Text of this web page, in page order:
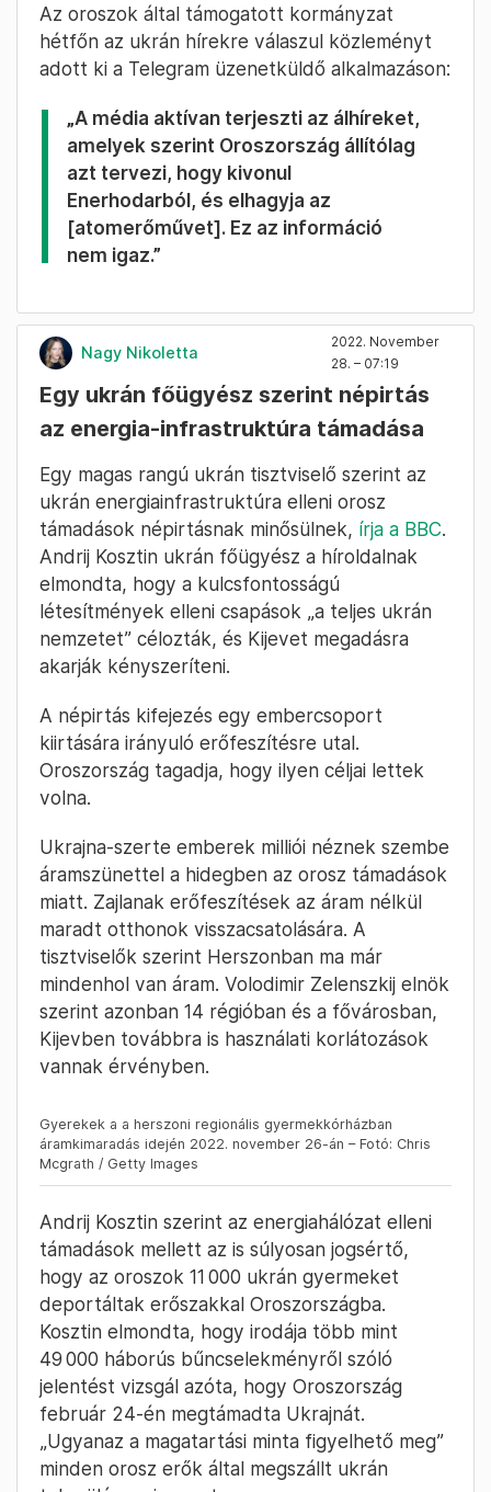
Az oroszok által támogatott kormányzat
hétfőn az ukrán hírekre válaszul közleményt
adott ki a Telegram üzenetküldő alkalmazáson:
„A média aktívan terjeszti az álhíreket,
amelyek szerint Oroszország állítólag
azt tervezi, hogy kivonul
Enerhodarból, és elhagyja az
[atomerőművet]. Ez az információ
nem igaz.”
Nagy Nikoletta
2022. November
28. – 07:19
Egy ukrán főügyész szerint népirtás
az energia-infrastruktúra támadása
Egy magas rangú ukrán tisztviselő szerint az
ukrán energiainfrastruktúra elleni orosz
támadások népirtásnak minősülnek, írja a BBC.
Andrij Kosztin ukrán főügyész a híroldalnak
elmondta, hogy a kulcsfontosságú
létesítmények elleni csapások „a teljes ukrán
nemzetet” célozták, és Kijevet megadásra
akarják kényszeríteni.
A népirtás kifejezés egy embercsoport
kiirtására irányuló erőfeszítésre utal.
Oroszország tagadja, hogy ilyen céljai lettek
volna.
Ukrajna-szerte emberek milliói néznek szembe
áramszünettel a hidegben az orosz támadások
miatt. Zajlanak erőfeszítések az áram nélkül
maradt otthonok visszacsatolására. A
tisztviselők szerint Herszonban ma már
mindenhol van áram. Volodimir Zelenszkij elnök
szerint azonban 14 régióban és a fővárosban,
Kijevben továbbra is használati korlátozások
vannak érvényben.
Gyerekek a a herszoni regionális gyermekkórházban
áramkimaradás idején 2022. november 26-án – Fotó: Chris
Mcgrath / Getty Images
Andrij Kosztin szerint az energiahálózat elleni
támadások mellett az is súlyosan jogsértő,
hogy az oroszok 11 000 ukrán gyermeket
deportáltak erőszakkal Oroszországba.
Kosztin elmondta, hogy irodája több mint
49 000 háborús bűncselekményről szóló
jelentést vizsgál azóta, hogy Oroszország
február 24-én megtámadta Ukrajnát.
„Ugyanaz a magatartási minta figyelhető meg”
minden orosz erők által megszállt ukrán